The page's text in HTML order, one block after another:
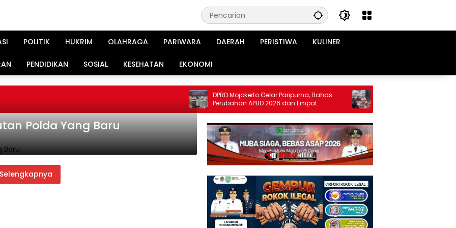
POLITIK HUKRIM OLAHRAGA PARIWARA DAERAH PERISTIWA KULINER
PENDIDIKAN SOSIAL KESEHATAN EKONOMI
DPRD Mojokerto Gelar Paripurna, Bahas
Perubahan APBD 2026 dan Empat
Ranperda
Warga Bawean Kerap Terlantar
Cuaca Buruk, DPRD Gresik Dorong
Penambahan Armada
Polda Yang Baru
Selengkapnya